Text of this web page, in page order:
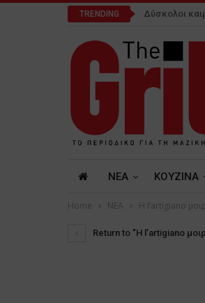
TRENDING Δύσκολοι
NEA ΚΟΥΖΙΝΑ
Home NEA Η l’artigiano
Return to "Η l’artigiano